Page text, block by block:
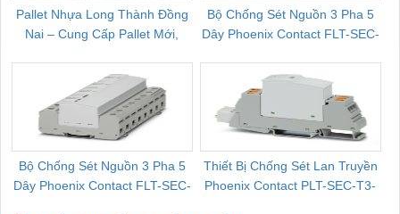
Pallet Nhựa Long Thành Đồng
Nai – Cung Cấp Pallet Mới,
Bộ Chống Sét Nguồn 3 Pha 5
Dây Phoenix Contact FLT-SEC-
Bộ Chống Sét Nguồn 3 Pha 5
Dây Phoenix Contact FLT-SEC-
Thiết Bị Chống Sét Lan Truyền
Phoenix Contact PLT-SEC-T3-